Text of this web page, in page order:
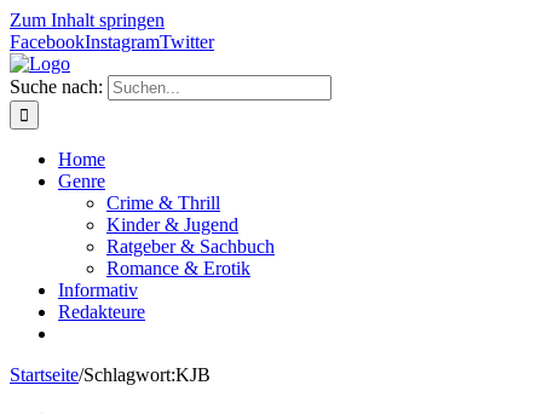
Zum Inhalt springen
FacebookInstagramTwitter
Suche nach:
Home
Genre
Crime & Thrill
Kinder & Jugend
Ratgeber & Sachbuch
Romance & Erotik
Informativ
Redakteure
Startseite/Schlagwort:KJB